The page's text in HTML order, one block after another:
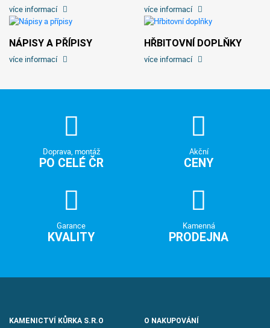
více informací více informací
NÁPISY A PŘÍPISY
více informací
HŘBITOVNÍ DOPLŇKY
více informací
Doprava, montáž
PO CELÉ ČR
Akční
CENY
Garance
KVALITY
Kamenná
PRODEJNA
KAMENICTVÍ KŮRKA S.R.O O NAKUPOVÁNÍ